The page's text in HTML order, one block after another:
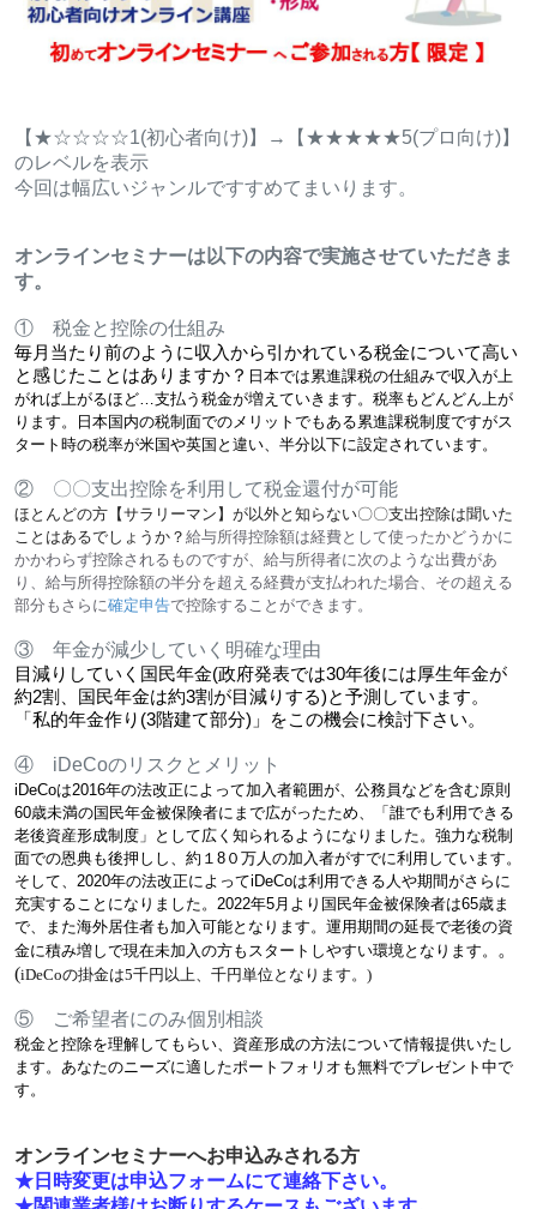
【★☆☆☆☆1(初心者向け)】→【★★★★★5(プロ向け)】
のレベルを表示
今回は幅広いジャンルですすめてまいります。
オンラインセミナーは以下の内容で実施させていただきま
す。
① 税金と控除の仕組み
毎月当たり前のように収入から引かれている税金について高い
と感じたことはありますか？ 日本では累進課税の仕組みで収入が上
がれば上がるほど…支払う税金が増えていきます。税率もどんどん上が
ります。日本国内の税制面でのメリットでもある累進課税制度ですがス
タート時の税率が米国や英国と違い、 半分以下に設定されています。
② 〇〇支出控除を利用して税金還付が可能
ほとんどの方【サラリーマン】が以外と知らない〇〇支出控除は聞いた
ことはあるでしょうか？ 給与所得控除額は経費として使ったかどうかに
かかわらず控除されるものですが、給与所得者に次のような出費があ
り、給与所得控除額の半分を超える経費が支払われた場合、その超える
部分もさらに確定申告で控除することができます。
③ 年金が減少していく明確な理由
目減りしていく国民年金(政府発表では30年後には厚生年金が
約2割、国民年金は約3割が目減りする)と予測しています。
「私的年金作り (3階建て部分) 」をこの機会に検討下さい。
④ iDeCoのリスクとメリット
iDeCoは2016年の法改正によって加入者範囲が、公務員などを含む原則
60歳未満の国民年金被保険者にまで広がったため、「誰でも利用できる
老後資産形成制度」として広く知られるようになりました。強力な税制
面での恩典も後押しし、約１8０万人の加入者がすでに利用しています。
そして、2020年の法改正によってiDeCoは利用できる人や期間がさらに
充実することになりました。2022年5月より国民年金被保険者は65歳ま
で、また海外居住者も加入可能となります。運用期間の延長で老後の資
金に積み増しで現在未加入の方もスタートしやすい環境となります。
。
(iDeCoの掛金は5千円以上、千円単位となります。)
⑤ ご希望者にのみ個別相談
税金と控除を理解してもらい、資産形成の方法について情報提供いたし
ます。あなたのニーズに適したポートフォリオも無料でプレゼント中で
す。
オンラインセミナーへお申込みされる方
★日時変更は申込フォームにて連絡下さい。